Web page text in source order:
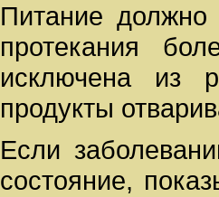
Питание
протекания
исключена из
продукты
Если
состояние,